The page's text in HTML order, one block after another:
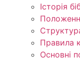
Історія
Правила
Основні